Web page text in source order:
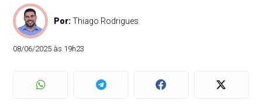
Por:Thiago Rodrigues
08/06/2025 às 19h23